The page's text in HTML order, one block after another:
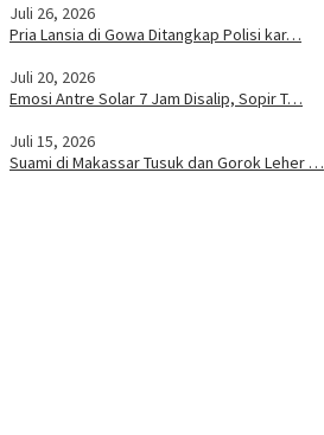
Juli 26, 2026
Pria Lansia di Gowa Ditangkap Polisi kar…
Juli 20, 2026
Emosi Antre Solar 7 Jam Disalip, Sopir T…
Juli 15, 2026
Suami di Makassar Tusuk dan Gorok Leher …